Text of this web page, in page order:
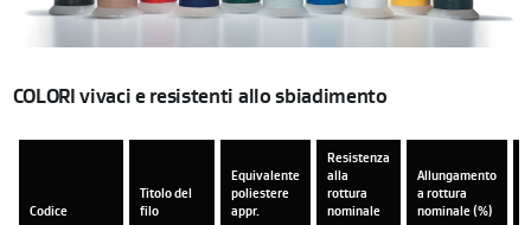
COLORI vivaci e resistenti allo sbiadimento
Codice
Titolo del
filo
Equivalente
poliestere
appr.
Resistenza
alla
rottura
nominale
Allungamento
a rottura
nominale (%)